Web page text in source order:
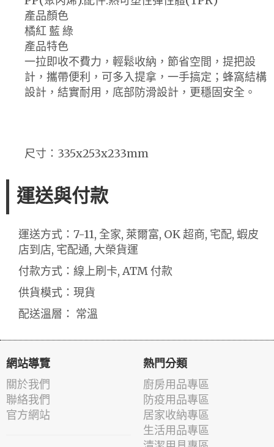
產品顏色
橘紅 藍 綠
產品特色
一拉即收不費力，輕鬆收納，節省空間，提把設
計，攜帶便利，可多入提拿，一手搞定；蜂窩結構
設計，結實耐用，底部防滑設計，更穩固安全。
尺寸：335x253x233mm
運送與付款
運送方式：7-11, 全家, 萊爾富, OK 超商, 宅配, 蝦皮
店到店, 宅配通, 大榮貨運
付款方式：線上刷卡, ATM 付款
供貨模式：現貨
配送溫層： 常溫
網站導覽
關於我們
聯絡我們
官方網站
熱門分類
廚房用品專區
防疫用品專區
居家收納專區
生活用品專區